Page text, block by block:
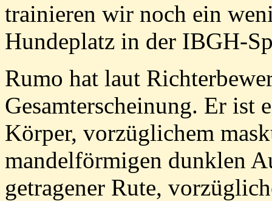
trainieren wir noch ein
Hundeplatz in der IBGH-
Rumo hat laut
Gesamterscheinung. Er ist
Körper, vorzüglichem
mandelförmigen dunklen
getragener Rute,